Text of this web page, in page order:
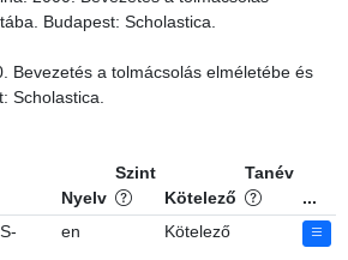
Budapest: Scholastica.
Bevezetés a tolmácsolás elméletébe és
Scholastica.
Nyelv
Szint
Kötelező
Tanév
...
en Kötelező